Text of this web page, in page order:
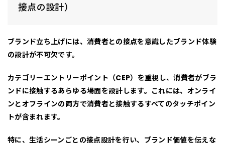
接点の設計）
ブランド立ち上げには、消費者との接点を意識したブランド体験
の設計が不可欠です。
カテゴリーエントリーポイント（CEP） を重視し、消費者がブラ
ンドに接触するあらゆる場面を設計します。これには、オンライ
ンとオフラインの両方で消費者と接触するすべてのタッチポイン
トが含まれます。
特に、生活シーンごとの接点設計を行い、 ブランド価値を伝えな